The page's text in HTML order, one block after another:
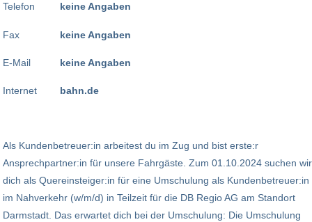
Telefon
Fax
E-Mail
Internet
keine Angaben
keine Angaben
keine Angaben
bahn.de
Als Kundenbetreuer:in arbeitest du im Zug und bist erste:r
Ansprechpartner:in für unsere Fahrgäste. Zum 01.10.2024 suchen wir
dich als Quereinsteiger:in für eine Umschulung als Kundenbetreuer:in
im Nahverkehr (w/m/d) in Teilzeit für die DB Regio AG am Standort
Darmstadt. Das erwartet dich bei der Umschulung: Die Umschulung